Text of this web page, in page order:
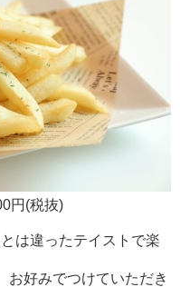
円(税抜)
は違ったテイストで楽
お好みでつけていただき